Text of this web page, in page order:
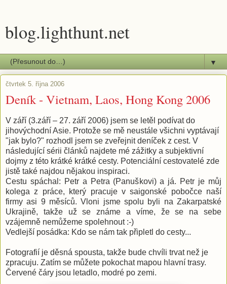
blog.lighthunt.net
▼
čtvrtek 5. října 2006
Deník - Vietnam, Laos, Hong Kong 2006
V září (3.září – 27. září 2006) jsem se letěl podívat do
jihovýchodní Asie. Protože se mě neustále všichni vyptávají
"jak bylo?" rozhodl jsem se zveřejnit deníček z cest. V
následující sérii článků najdete mé zážitky a subjektivní
dojmy z této krátké krátké cesty. Potenciální cestovatelé zde
jistě také najdou nějakou inspiraci.
Cestu spáchal: Petr a Petra (Panuškovi) a já. Petr je můj
kolega z práce, který pracuje v saigonské pobočce naší
firmy asi 9 měsíců. Vloni jsme spolu byli na Zakarpatské
Ukrajině, takže už se známe a víme, že se na sebe
vzájemně nemůžeme spolehnout :-)
Vedlejší posádka: Kdo se nám tak připletl do cesty...
Fotografií je děsná spousta, takže bude chvíli trvat než je
zpracuju. Zatím se můžete pokochat mapou hlavní trasy.
Červené čáry jsou letadlo, modré po zemi.